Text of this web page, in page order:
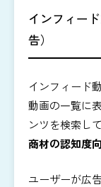
インフィー
告）
インフィード
動画の一覧に
ンツを検索し
商材の認知度
ユーザーが広